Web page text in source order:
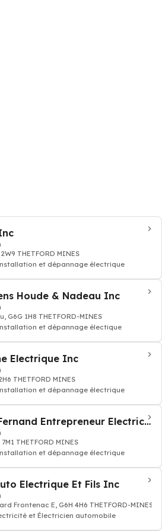
THETFORD MINES
et dépannage électrique
Houde & Nadeau Inc
G6G 1H8 THETFORD-MINES
installation et dépannage électique
Electrique Inc
THETFORD MINES
et dépannage électrique
Mercier Fernand Entrepreneur Electricien Enr
THETFORD MINES
et dépannage électrique
Electrique Et Fils Inc
Frontenac E, G6H 4H6 THETFORD-MINES
et Électricien automobile